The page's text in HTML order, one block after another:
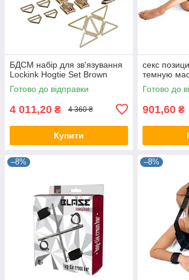
БДСМ набір для зв'язування
Lockink Hogtie Set Brown
Готово до відправки
4 011,20 ₴ 4 360 ₴
Купити
секс
темную
Готово до
901,60 ₴
–8% –8%